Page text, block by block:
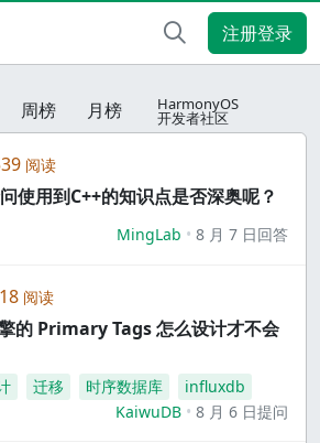
注册登录
周榜 月榜 HarmonyOS
开发者社区
阅读
使用到C++的知识点是否深奥呢？
MingLab 8 月 7 日回答
阅读
的 Primary Tags 怎么设计才不会
迁移 时序数据库
influxdb
KaiwuDB
8 月 6 日提问